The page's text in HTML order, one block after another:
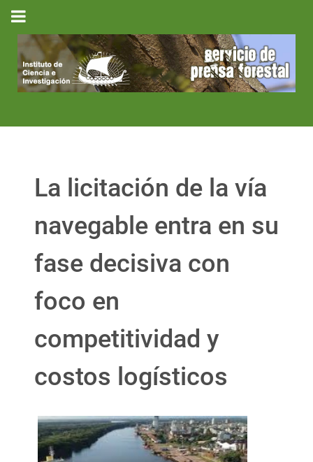
La licitación de la vía
navegable entra en su
fase decisiva con
foco en
competitividad y
costos logísticos